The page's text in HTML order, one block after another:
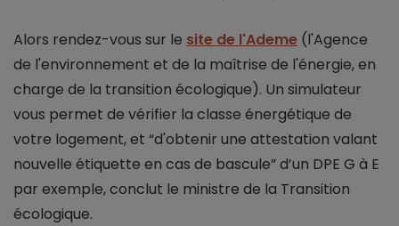
Alors rendez-vous sur le site de l'Ademe (l'Agence
de l'environnement et de la maîtrise de l'énergie, en
charge de la transition écologique). Un simulateur
vous permet de vérifier la classe énergétique de
votre logement, et “d'obtenir une attestation valant
nouvelle étiquette en cas de bascule” d’un DPE G à E
par exemple, conclut le ministre de la Transition
écologique.